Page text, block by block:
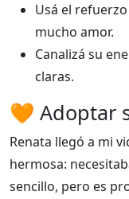
Usá el
mucho amor.
Canalizá su
claras.
🧡 Adoptar
Renata llegó a mi
hermosa:
sencillo, pero es